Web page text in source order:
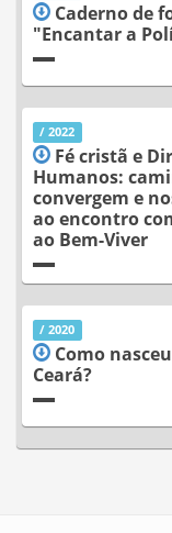
Caderno de
"Encantar a
/ 2022
Fé cristã e
Humanos:
convergem e
ao encontro
ao Bem-Viver
/ 2020
Como
Ceará?